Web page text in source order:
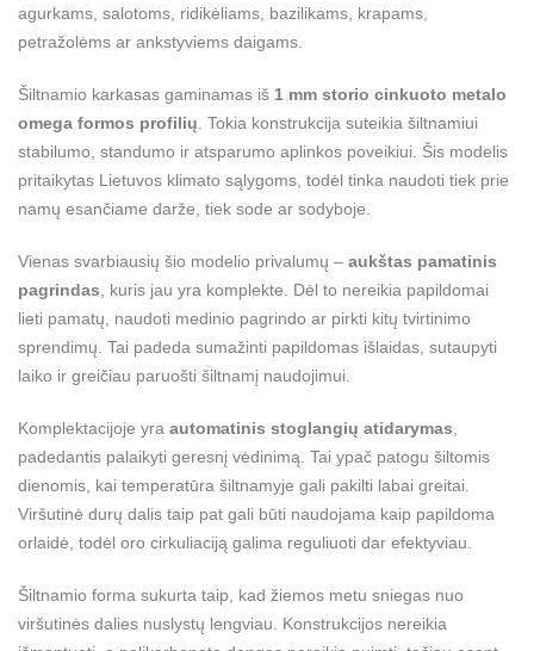
agurkams, salotoms, ridikėliams, bazilikams, krapams,
petražolėms ar ankstyviems daigams.
Šiltnamio karkasas gaminamas iš 1 mm storio cinkuoto metalo
omega formos profilių . Tokia konstrukcija suteikia šiltnamiui
stabilumo, standumo ir atsparumo aplinkos poveikiui. Šis modelis
pritaikytas Lietuvos klimato sąlygoms, todėl tinka naudoti tiek prie
namų esančiame darže, tiek sode ar sodyboje.
Vienas svarbiausių šio modelio privalumų – aukštas pamatinis
pagrindas , kuris jau yra komplekte. Dėl to nereikia papildomai
lieti pamatų, naudoti medinio pagrindo ar pirkti kitų tvirtinimo
sprendimų. Tai padeda sumažinti papildomas išlaidas, sutaupyti
laiko ir greičiau paruošti šiltnamį naudojimui.
Komplektacijoje yra automatinis stoglangių atidarymas
padedantis palaikyti geresnį vėdinimą. Tai ypač patogu šiltomis
dienomis, kai temperatūra šiltnamyje gali pakilti labai greitai.
Viršutinė durų dalis taip pat gali būti naudojama kaip papildoma
orlaidė, todėl oro cirkuliaciją galima reguliuoti dar efektyviau.
Šiltnamio forma sukurta taip, kad žiemos metu sniegas nuo
viršutinės dalies nuslystų lengviau. Konstrukcijos nereikia